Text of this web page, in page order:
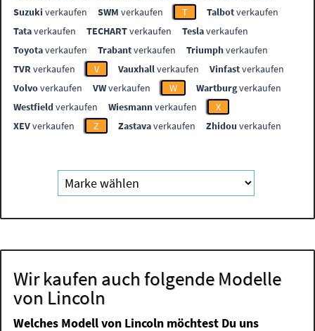
Suzuki verkaufen SWM verkaufen T Talbotverkaufen
Tataverkaufen TECHARTverkaufen Teslaverkaufen
Toyotaverkaufen Trabantverkaufen Triumphverkaufen
TVR verkaufen V Vauxhallverkaufen Vinfastverkaufen
Volvoverkaufen VWverkaufen W Wartburgverkaufen
Westfieldverkaufen Wiesmannverkaufen
X
XEVverkaufen Z Zastavaverkaufen Zhidou verkaufen
Wir kaufen auch folgende Modelle
von Lincoln
Welches Modell von Lincoln möchtest Du uns